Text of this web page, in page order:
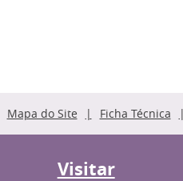
Mapa do Site Ficha Técnica
Visitar